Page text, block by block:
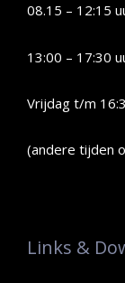
08.15 – 12:15
13:00 – 17:30
Vrijdag t/m
(andere tijden
Links &